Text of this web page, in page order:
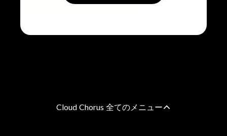
Cloud Chorus 全てのメニュー